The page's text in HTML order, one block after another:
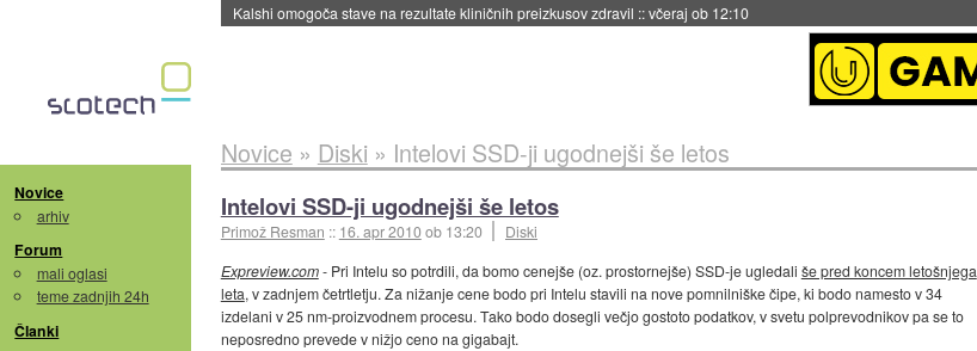
Sandisk že prodal več kot polovico SSD-jev za naslednji dve leti::včeraj ob 11:37
Novice
arhiv
Forum
mali oglasi
teme zadnjih 24h
Članki
Novice » Diski » Intelovi SSD-ji ugodnejši še letos
Intelovi SSD-ji ugodnejši še letos
Primož Resman :: 16. apr 2010ob 13:20 Diski
Expreview.com- Pri Intelu so potrdili, da bomo cenejše (oz. prostornejše) SSD-je ugledali še pred koncem letošnjega
leta, v zadnjem četrtletju. Za nižanje cene bodo pri Intelu stavili na nove pomnilniške čipe, ki bodo namesto v 34
izdelani v 25 nm-proizvodnem procesu. Tako bodo dosegli večjo gostoto podatkov, v svetu polprevodnikov pa se to
neposredno prevede v nižjo ceno na gigabajt.